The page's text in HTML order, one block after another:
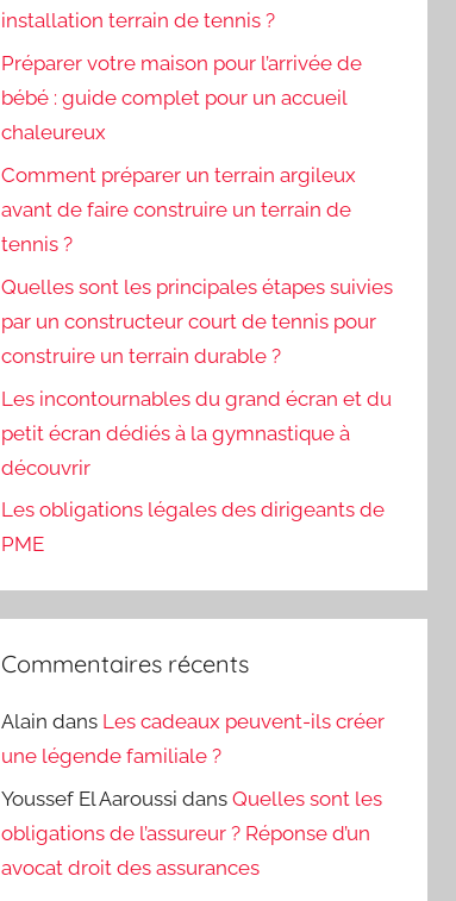
installation terrain de tennis ?
Préparer votre maison pour l’arrivée de
bébé : guide complet pour un accueil
chaleureux
Comment préparer un terrain argileux
avant de faire construire un terrain de
tennis ?
Quelles sont les principales étapes suivies
par un constructeur court de tennis pour
construire un terrain durable ?
Les incontournables du grand écran et du
petit écran dédiés à la gymnastique à
découvrir
Les obligations légales des dirigeants de
PME
Commentaires récents
Alain dans Les cadeaux peuvent-ils créer
une légende familiale ?
Youssef El Aaroussi dansQuelles sont les
obligations de l’assureur ? Réponse d’un
avocat droit des assurances